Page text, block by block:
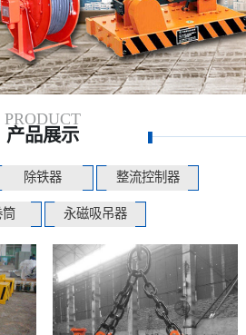
PRODUCT
产品展示
除铁器 整流控制器
筒 永磁吸吊器